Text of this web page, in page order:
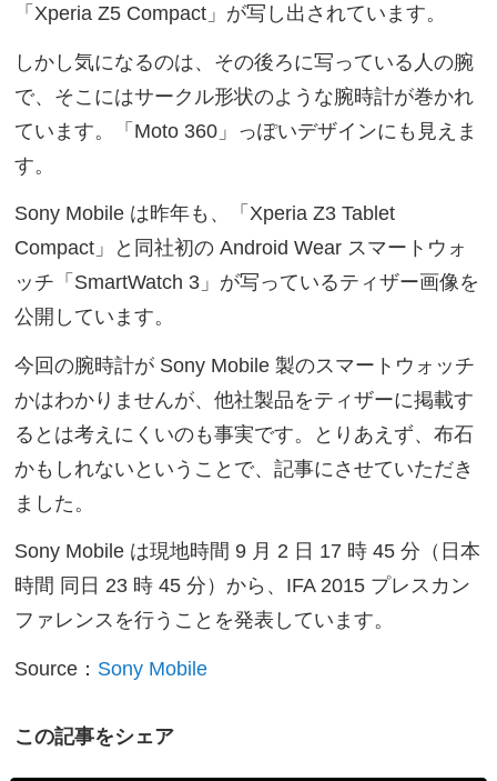
「Xperia Z5 Compact」が写し出されています。
しかし気になるのは、その後ろに写っている人の腕
で、そこにはサークル形状のような腕時計が巻かれ
ています。「Moto 360」っぽいデザインにも見えま
す。
Sony Mobile は昨年も、「Xperia Z3 Tablet
Compact」と同社初の Android Wear スマートウォ
ッチ「SmartWatch 3」が写っているティザー画像を
公開しています。
今回の腕時計が Sony Mobile 製のスマートウォッチ
かはわかりませんが、他社製品をティザーに掲載す
るとは考えにくいのも事実です。とりあえず、布石
かもしれないということで、記事にさせていただき
ました。
Sony Mobile は現地時間 9 月 2 日 17 時 45 分（日本
時間 同日 23 時 45 分）から、IFA 2015 プレスカン
ファレンスを行うことを発表しています。
Source： Sony Mobile
この記事をシェア